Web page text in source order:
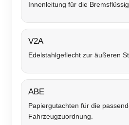
Innenleitung für die
V2A
Edelstahlgeflecht zur äußeren
ABE
Papiergutachten für die
Fahrzeugzuordnung.